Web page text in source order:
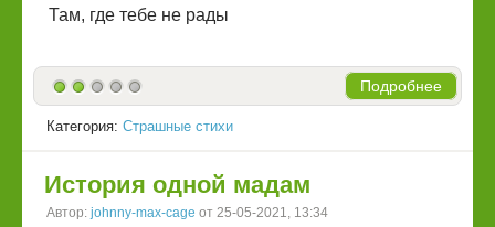
Там, где тебе не рады
Подробнее
Категория: Страшные стихи
История одной мадам
Автор: johnny-max-cage от 25-05-2021, 13:34